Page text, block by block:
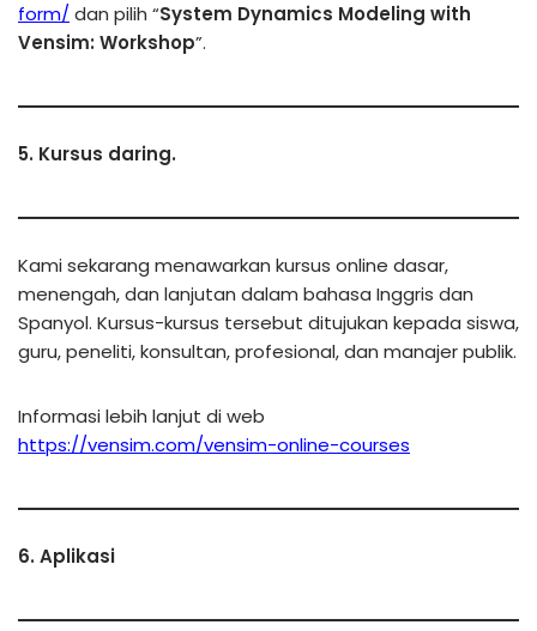
form/ dan pilih “System Dynamics Modeling with
Vensim: Workshop”.
5. Kursus daring.
Kami sekarang menawarkan kursus online dasar,
menengah, dan lanjutan dalam bahasa Inggris dan
Spanyol. Kursus-kursus tersebut ditujukan kepada siswa,
guru, peneliti, konsultan, profesional, dan manajer publik.
Informasi lebih lanjut di web
https://vensim.com/vensim-online-courses
6. Aplikasi